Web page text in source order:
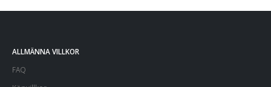
ALLMÄNNA VILLKOR
FAQ